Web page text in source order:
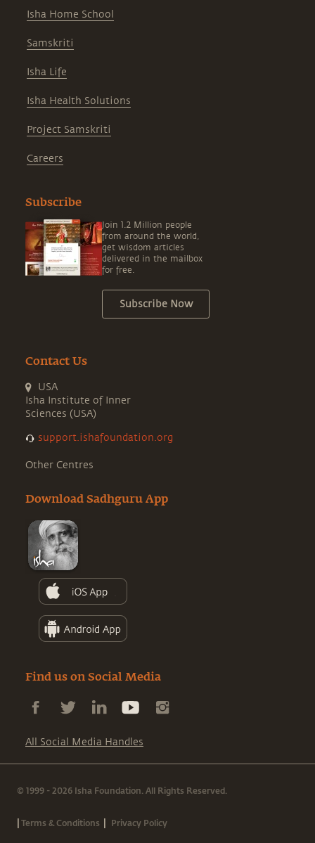
Isha Home School
Samskriti
Isha Life
Isha Health Solutions
Project Samskriti
Careers
Subscribe
Join 1.2 Million people
from around the world,
get wisdom articles
delivered in the mailbox
for free.
Subscribe Now
Contact Us
USA
Isha Institute of Inner
Sciences (USA)
support.ishafoundation.org
Other Centres
Download Sadhguru App
Find us on Social Media
All Social Media Handles
© 1999 - 2026 Isha Foundation. All Rights Reserved.
|Terms & Conditions | Privacy Policy